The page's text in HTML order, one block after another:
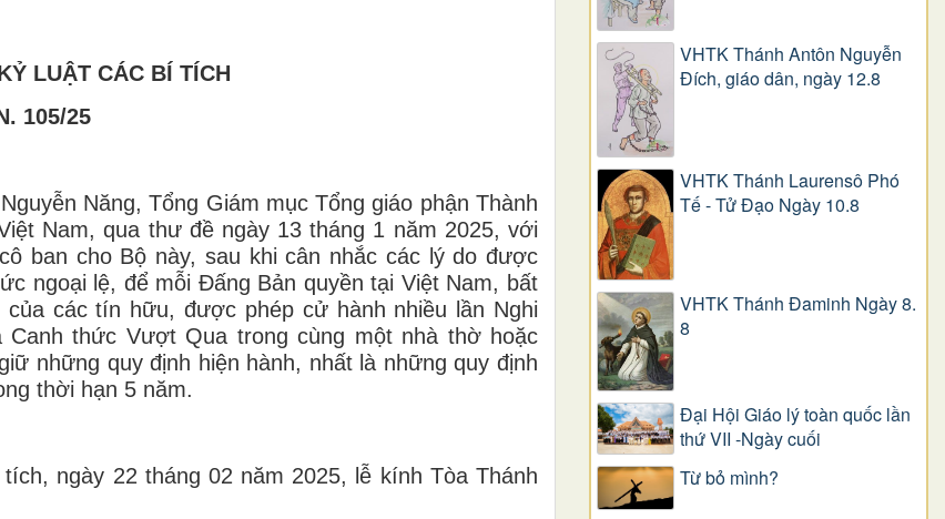
LUẬT CÁC BÍ TÍCH
105/25
Năng, Tổng Giám mục Tổng giáo phận Thành
Nam, qua thư đề ngày 13 tháng 1 năm 2025, với
ban cho Bộ này, sau khi cân nhắc các lý do được
ngoại lệ, để mỗi Đấng Bản quyền tại Việt Nam, bất
các tín hữu, được phép cử hành nhiều lần Nghi
thức Vượt Qua trong cùng một nhà thờ hoặc
những quy định hiện hành, nhất là những quy định
thời hạn 5 năm.
ngày 22 tháng 02 năm 2025, lễ kính Tòa Thánh
VHTK Thánh Antôn Nguyễn
Ðích, giáo dân, ngày 12.8
VHTK Thánh Laurensô Phó
Tế - Tử Đạo Ngày 10.8
VHTK Thánh Đaminh Ngày 8.
8
Đại Hội Giáo lý toàn quốc lần
thứ VII -Ngày cuối
Từ bỏ mình?